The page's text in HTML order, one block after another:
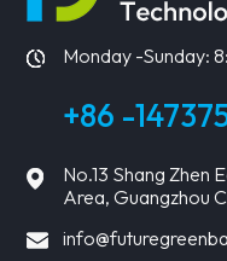
Monday -Sunday:
+86 -
No.13 Shang Zhen
Area, Guangzhou